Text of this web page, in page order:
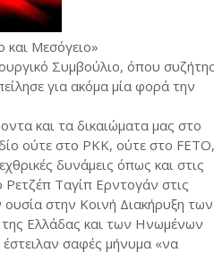
και Μεσόγειο»
Συμβούλιο, όπου
για ακόμα μία φορά την
και τα δικαιώματα μας στο
ούτε στο PKK, ούτε στο FETO,
δυνάμεις όπως και στις
Ταγίπ Ερντογάν στις
στην Κοινή Διακήρυξη των
Ελλάδας και των Ηνωμένων
σαφές μήνυμα «να